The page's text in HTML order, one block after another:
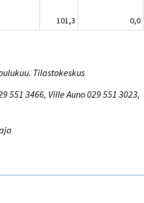
101,3 0,0
Tilastokeskus
551 3466, Ville Auno 029 551 3023,